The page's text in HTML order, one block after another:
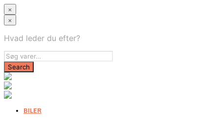
×
×
Hvad leder du efter?
BILER